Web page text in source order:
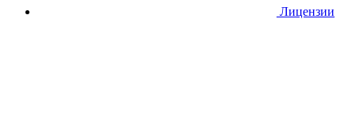
Лицензии